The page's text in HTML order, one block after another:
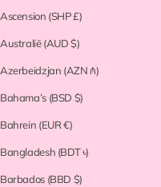
Ascension (SHP £)
Australië(AUD $)
Azerbeidzjan (AZN ₼)
Bahama’s (BSD $)
Bahrein (EUR €)
Bangladesh (BDT ৳)
Barbados (BBD $)